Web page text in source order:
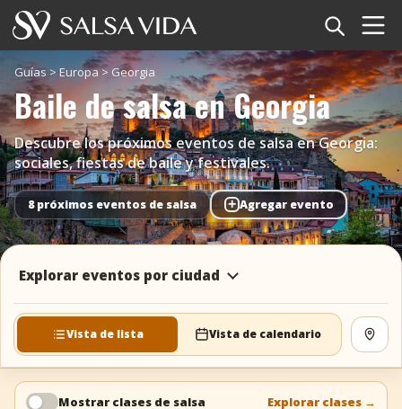
Inicio
Eventos
Noticias
Artículos
Videos
Glosario
Tienda
TuneTempo
Guías>Europa> Georgia
Baile de salsa en Georgia
Descubre los próximos eventos de salsa en Georgia:
sociales, fiestas de baile y festivales.
8 próximos eventos de salsa + Agregar evento
Explorar eventos por ciudad
Vista de lista Vista de calendario Ver
Mostrar clases de salsa Explorar clases →